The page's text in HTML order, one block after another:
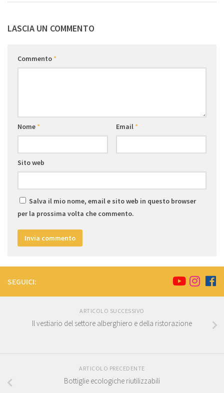
LASCIA UN COMMENTO
Commento*
Nome* Email*
Sito web
Salva il mio nome, email e sito web in questo browser
per la prossima volta che commento.
SEGUICI:
ARTICOLO SUCCESSIVO
Il vestiario del settore alberghiero e della ristorazione
ARTICOLO PRECEDENTE
Bottiglie ecologiche riutilizzabili